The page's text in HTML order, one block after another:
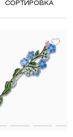
СОРТИРОВКА